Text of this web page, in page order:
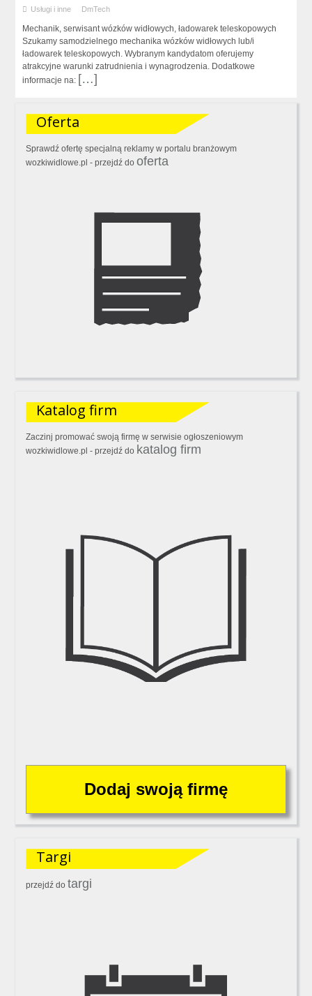
Usługi i inne DmTech
Mechanik, serwisant wózków widłowych, ładowarek teleskopowych
Szukamy samodzielnego mechanika wózków widłowych lub/i
ładowarek teleskopowych. Wybranym kandydatom oferujemy
atrakcyjne warunki zatrudnienia i wynagrodzenia. Dodatkowe
informacje na: […]
Oferta
Sprawdź ofertę specjalną reklamy w portalu branżowym
wozkiwidlowe.pl - przejdź dooferta
Katalog firm
Zaczinj promować swoją firmę w serwisie ogłoszeniowym
wozkiwidlowe.pl - przejdź do katalog firm
Targi
przejdź dotargi